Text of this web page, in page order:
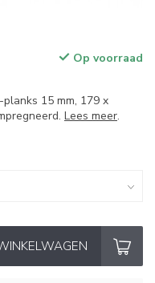
Op voorraad
15 mm, 179 x
Lees meer.